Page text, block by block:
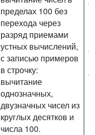
пределах 100 без
перехода через
разряд приемами
устных вычислений,
с записью примеров
в строчку:
вычитание
однозначных,
двузначных чисел из
круглых десятков и
числа 100.